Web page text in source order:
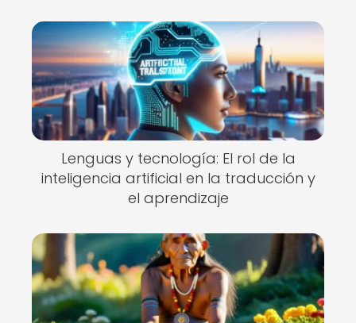
Lenguas y tecnología: El rol de la
inteligencia artificial en la traducción y
el aprendizaje